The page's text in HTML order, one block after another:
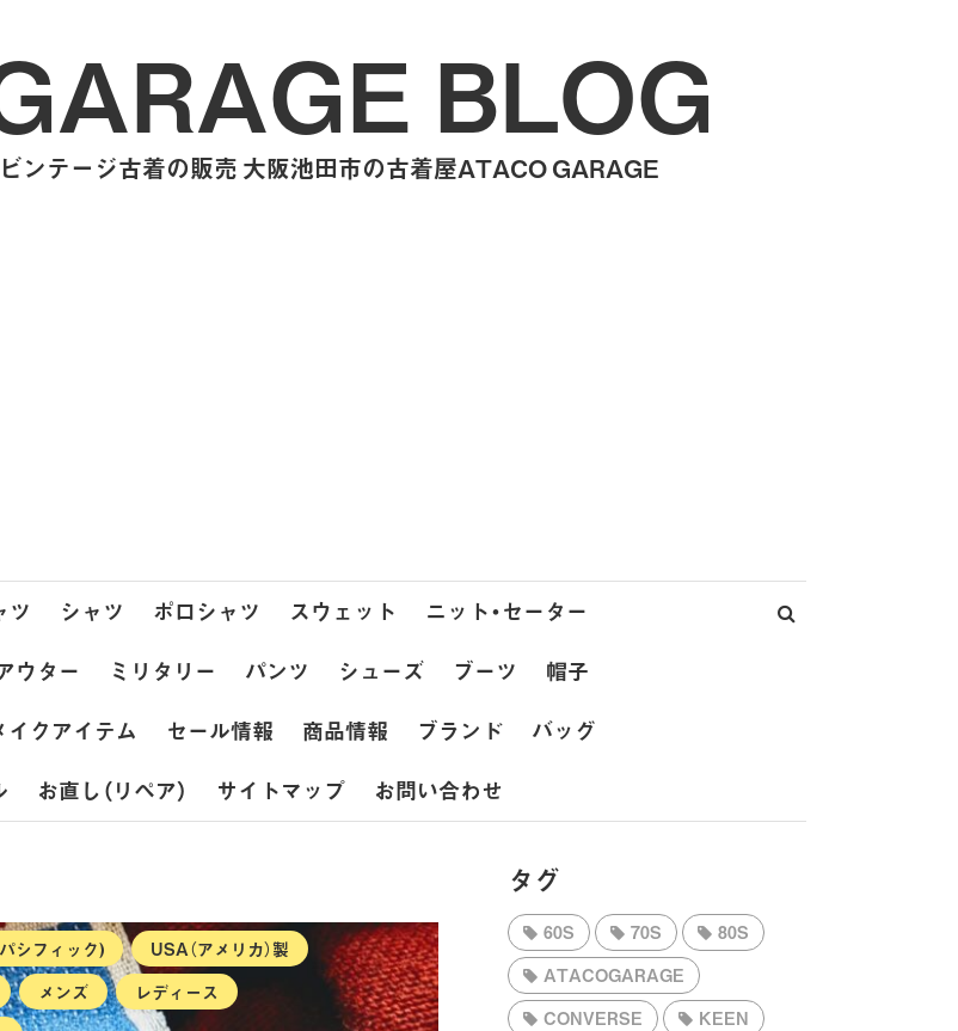
BLOG
ンテージ古着の販売 大阪池田市の古着屋ATACO GARAGE
ツ シャツ ポロシャツ スウェット
ニット・セーター
ウター ミリタリー パンツ シューズ ブーツ
帽子
イクアイテム セール情報 商品情報 ブランド
バッグ
お直し（リペア） サイトマップ お問い合わせ
シフィック)
USA（アメリカ）製
メンズ
レディース
タグ
60S 70S
80S
ATACOGARAGE
CONVERSE
KEEN